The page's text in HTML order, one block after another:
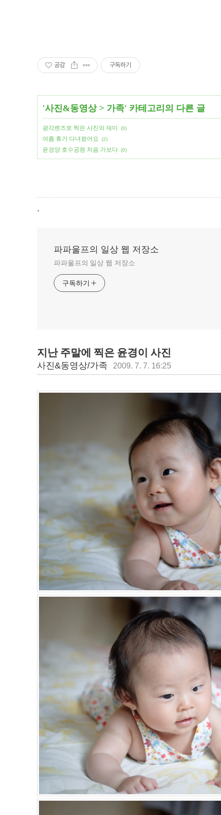
공감 구독하기
'사진&동영상> 가족' 카테고리의 다른 글
광각렌즈로 찍은 사진의 재미 (0)
여름 휴가 다녀왔어요 (2)
윤경양 호수공원 처음 가보다 (0)
,
파파울프의 일상 웹 저장소
파파울프의 일상 웹 저장소
구독하기
지난 주말에 찍은 윤경이 사진
사진&동영상/가족 2009. 7. 7. 16:25